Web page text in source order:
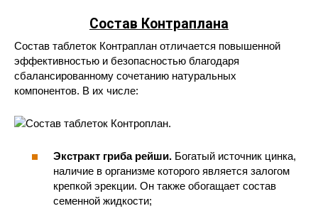
Состав Контраплана
Состав таблеток Контраплан отличается повышенной
эффективностью и безопасностью благодаря
сбалансированному сочетанию натуральных
компонентов. В их числе:
Экстракт гриба рейши. Богатый источник цинка,
наличие в организме которого является залогом
крепкой эрекции. Он также обогащает состав
семенной жидкости;